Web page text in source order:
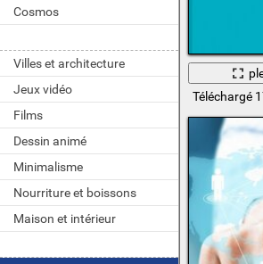
Cosmos
Villes et architecture
Jeux vidéo
Films
Dessin animé
Minimalisme
Nourriture et boissons
Maison et intérieur
Téléchargé